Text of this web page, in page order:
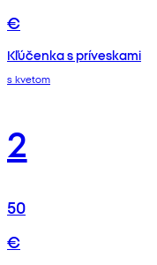
€
Kľúčenka s príveskami
s kvetom
2
50
€